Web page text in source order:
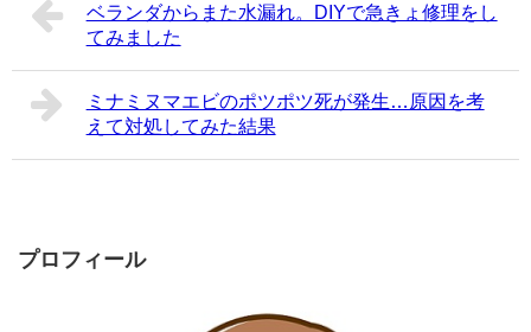
ベランダからまた水漏れ。DIYで急きょ修理をし
てみました
ミナミヌマエビのポツポツ死が発生…原因を考
えて対処してみた結果
プロフィール